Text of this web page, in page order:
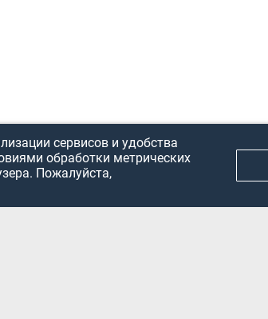
ИСПОЛЬЗОВАНИЕ ИНФОРМАЦИИ
сервисов и удобства
обработки метрических
Пожалуйста,